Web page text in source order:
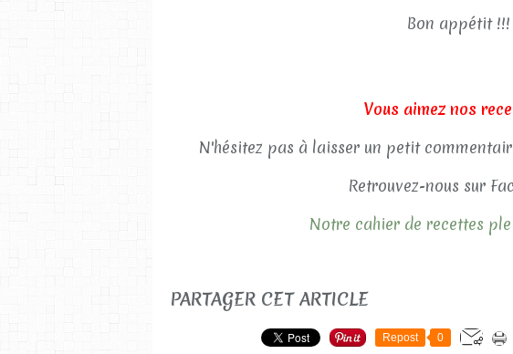
Bon appétit !!!
Vous aimez nos
N'hésitez pas à laisser un petit
Retrouvez-nous sur
Notre cahier de recettes
PARTAGER CET ARTICLE
Repost 0